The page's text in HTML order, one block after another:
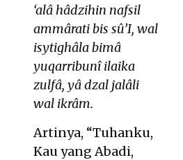
‘alâ hâdzihin nafsil
ammârati bis sû’I, wal
isytighâla bimâ
yuqarribunî ilaika
zulfâ, yâ dzal jalâli
wal ikrâm.
Artinya, “Tuhanku,
Kau yang Abadi,